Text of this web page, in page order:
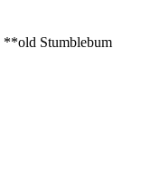
**old Stumblebum